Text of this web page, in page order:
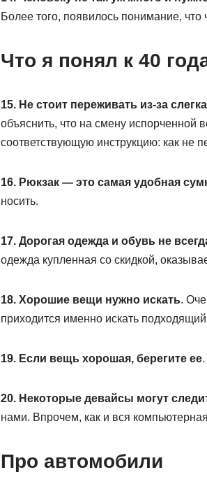
Более того, появилось понимание,
Что я понял к 40
15. Не стоит переживать из-за
объяснить, что на смену испорченной
соответствующую инструкцию: как не
16. Рюкзак — это самая удобная
носить.
17. Дорогая одежда и обувь не
одежда купленная со скидкой,
18. Хорошие вещи нужно искать.
приходится именно искать
19. Если вещь хорошая, берегите ее.
20. Некоторые девайсы могут
нами. Впрочем, как и вся
Про автомобили